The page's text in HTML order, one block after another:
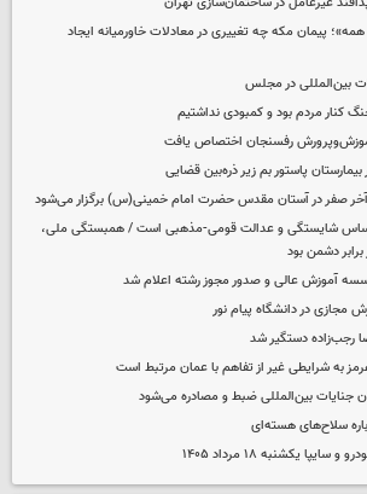
پیمان مکه چه تغییری در معادلات خاورمیانه ایجاد
بین‌المللی در مجلس
کنار مردم بود و کمبودی نداشتیم
بیمارستان پاستور بم زیر ذره‌بین قضایی
آخر صفر در آستان مقدس حضرت امام خمینی(س) برگزار می‌شود
اساس شایستگی و عدالت قومی-مذهبی است / همبستگی ملی،
برابر دشمن بود
آموزش عالی و صدور مجوز رشته اعلام شد
مجازی در دانشگاه پیام نور
رجب‌زاده دستگیر شد
به شرایطی غیر از تفاهم با عمان مرتبط است
جنایات بین‌المللی ضبط و مصادره می‌شود
سلاح‌های هسته‌ای
یکشنبه ۱۸ مرداد ۱۴۰۵